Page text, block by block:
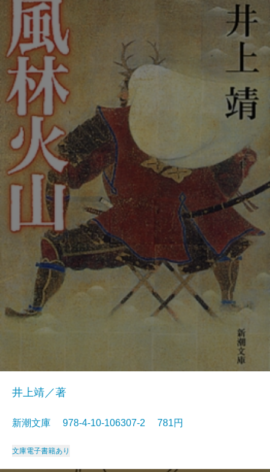
井上靖／著
新潮文庫 978-4-10-106307-2 781円
文庫電子書籍あり